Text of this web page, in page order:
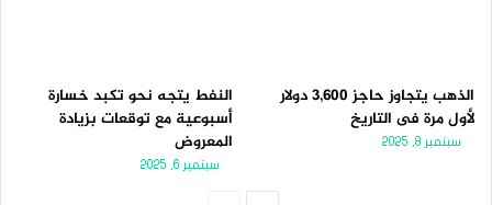
الذهب يتجاوز حاجز 3,600 دولار
لأول مرة فى التاريخ
سبتمبر 8, 2025
النفط يتجه نحو تكبد خسارة
أسبوعية مع توقعات بزيادة
المعروض
سبتمبر 6, 2025